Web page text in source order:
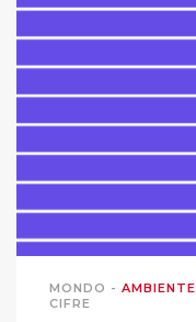
ECONOMIA
MIGRAZIONI
POVERTÀ
SALUTE
MONDO - AMBIENTE
CIFRE